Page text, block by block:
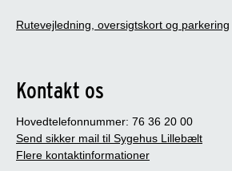
Rutevejledning, oversigtskort og parkering
Kontakt os
Hovedtelefonnummer: 76 36 20 00
Send sikker mail til Sygehus Lillebælt
Flere kontaktinformationer